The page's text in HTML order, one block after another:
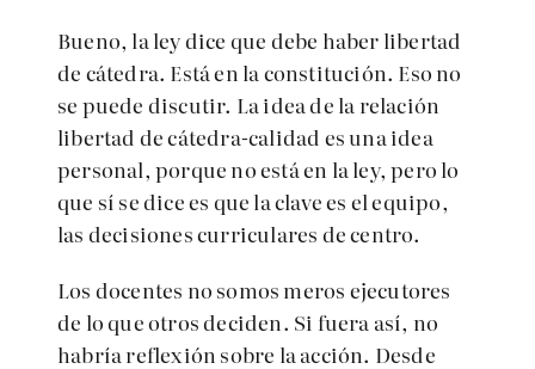
Bueno, la ley dice que debe haber libertad
de cátedra. Está en la constitución. Eso no
se puede discutir. La idea de la relación
libertad de cátedra-calidad es una idea
personal, porque no está en la ley, pero lo
que sí se dice es que la clave es el equipo,
las decisiones curriculares de centro.
Los docentes no somos meros ejecutores
de lo que otros deciden. Si fuera así, no
habría reflexión sobre la acción. Desde